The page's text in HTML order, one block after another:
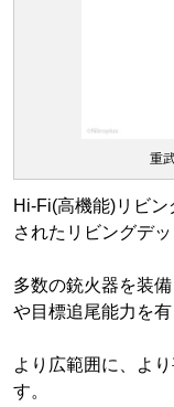
重
Hi-Fi(高機能)リビ
されたリビングデッ
多数の銃火器を装
や目標追尾能力を有
より広範囲に、よ
す。